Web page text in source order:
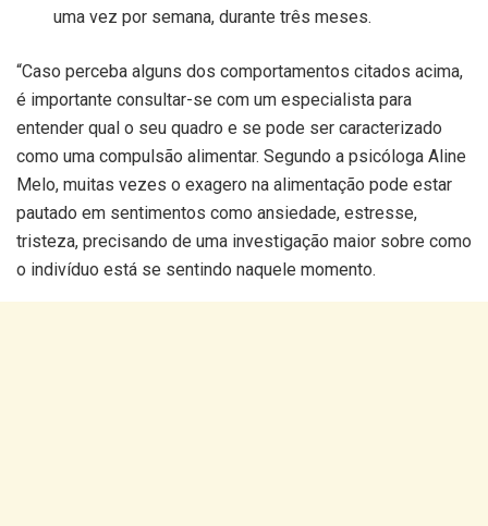
uma vez por semana, durante três meses.
“Caso perceba alguns dos comportamentos citados acima,
é importante consultar-se com um especialista para
entender qual o seu quadro e se pode ser caracterizado
como uma compulsão alimentar. Segundo a psicóloga Aline
Melo, muitas vezes o exagero na alimentação pode estar
pautado em sentimentos como ansiedade, estresse,
tristeza, precisando de uma investigação maior sobre como
o indivíduo está se sentindo naquele momento.